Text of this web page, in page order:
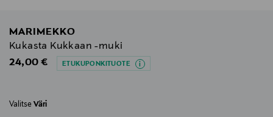
MARIMEKKO
Kukasta Kukkaan -muki
Original Price
24,00 € ETUKUPONKITUOTE
Valitse Väri